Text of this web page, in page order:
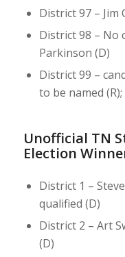
District 97 – Jim
District 98 – No
Parkinson (D)
District 99 –
to be named
Unofficial TN
Election
District 1 –
qualified (D)
District 2 – Art
(D)